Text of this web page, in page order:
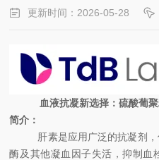
更新时间：2026-05-28
血液抗凝新选择：硫酸葡
简介：
肝素是应用广泛的抗凝剂
酶及其他凝血因子失活，抑制血